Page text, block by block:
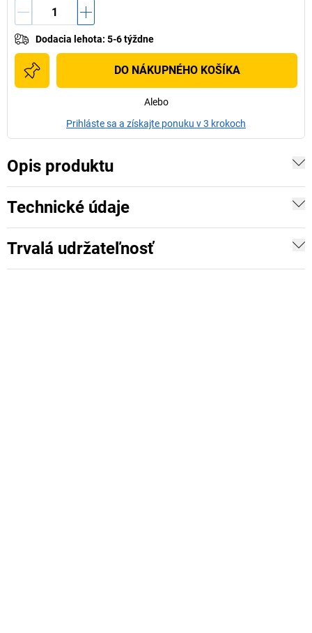
Dodacia lehota: 5-6 týždne
DO NÁKUPNÉHO KOŠÍKA
Alebo
Prihláste sa a získajte ponuku v 3 krokoch
Opis produktu
Technické údaje
Trvalá udržateľnosť